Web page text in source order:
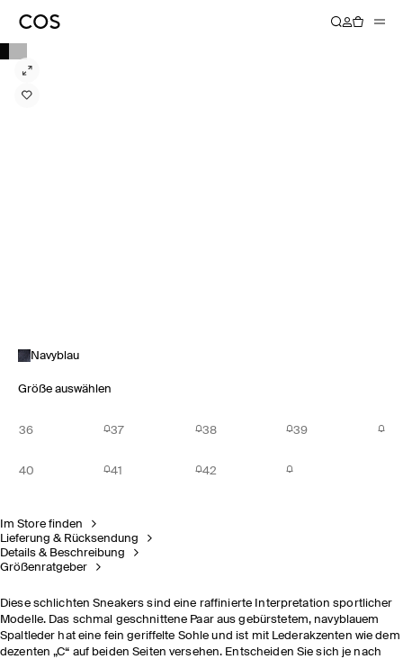
Navyblau
Größe auswählen
36 37 38 39
40 41 42
Im Store finden
Lieferung & Rücksendung
Details & Beschreibung
Größenratgeber
Diese schlichten Sneakers sind eine raffinierte Interpretation sportlicher
Modelle. Das schmal geschnittene Paar aus gebürstetem, navyblauem
Spaltleder hat eine fein geriffelte Sohle und ist mit Lederakzenten wie dem
dezenten „C“ auf beiden Seiten versehen. Entscheiden Sie sich je nach